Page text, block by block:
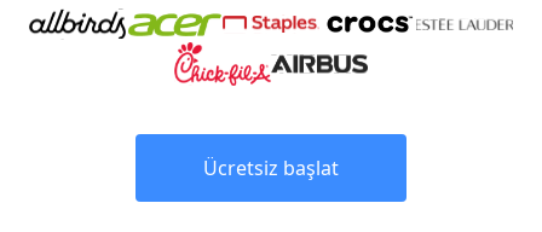
Ücretsiz başlat